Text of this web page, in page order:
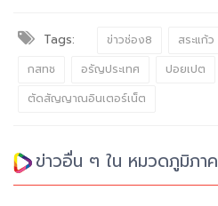
Tags: ข่าวช่อง8 สระแก้ว
กสทช
อรัญประเทศ ปอยเปต
ตัดสัญญาณอินเตอร์เน็ต
ข่าวอื่น ๆ ใน หมวดภูมิภาค